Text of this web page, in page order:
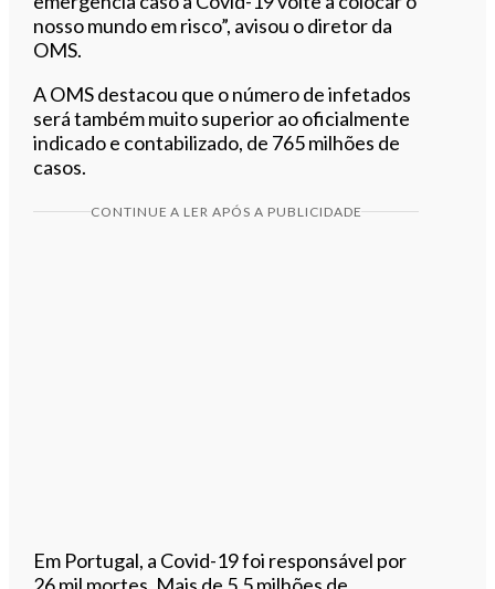
nosso mundo em risco”, avisou o diretor da
OMS.
A OMS destacou que o número de infetados
será também muito superior ao oficialmente
indicado e contabilizado, de 765 milhões de
casos.
CONTINUE A LER APÓS A PUBLICIDADE
Em Portugal, a Covid-19 foi responsável por